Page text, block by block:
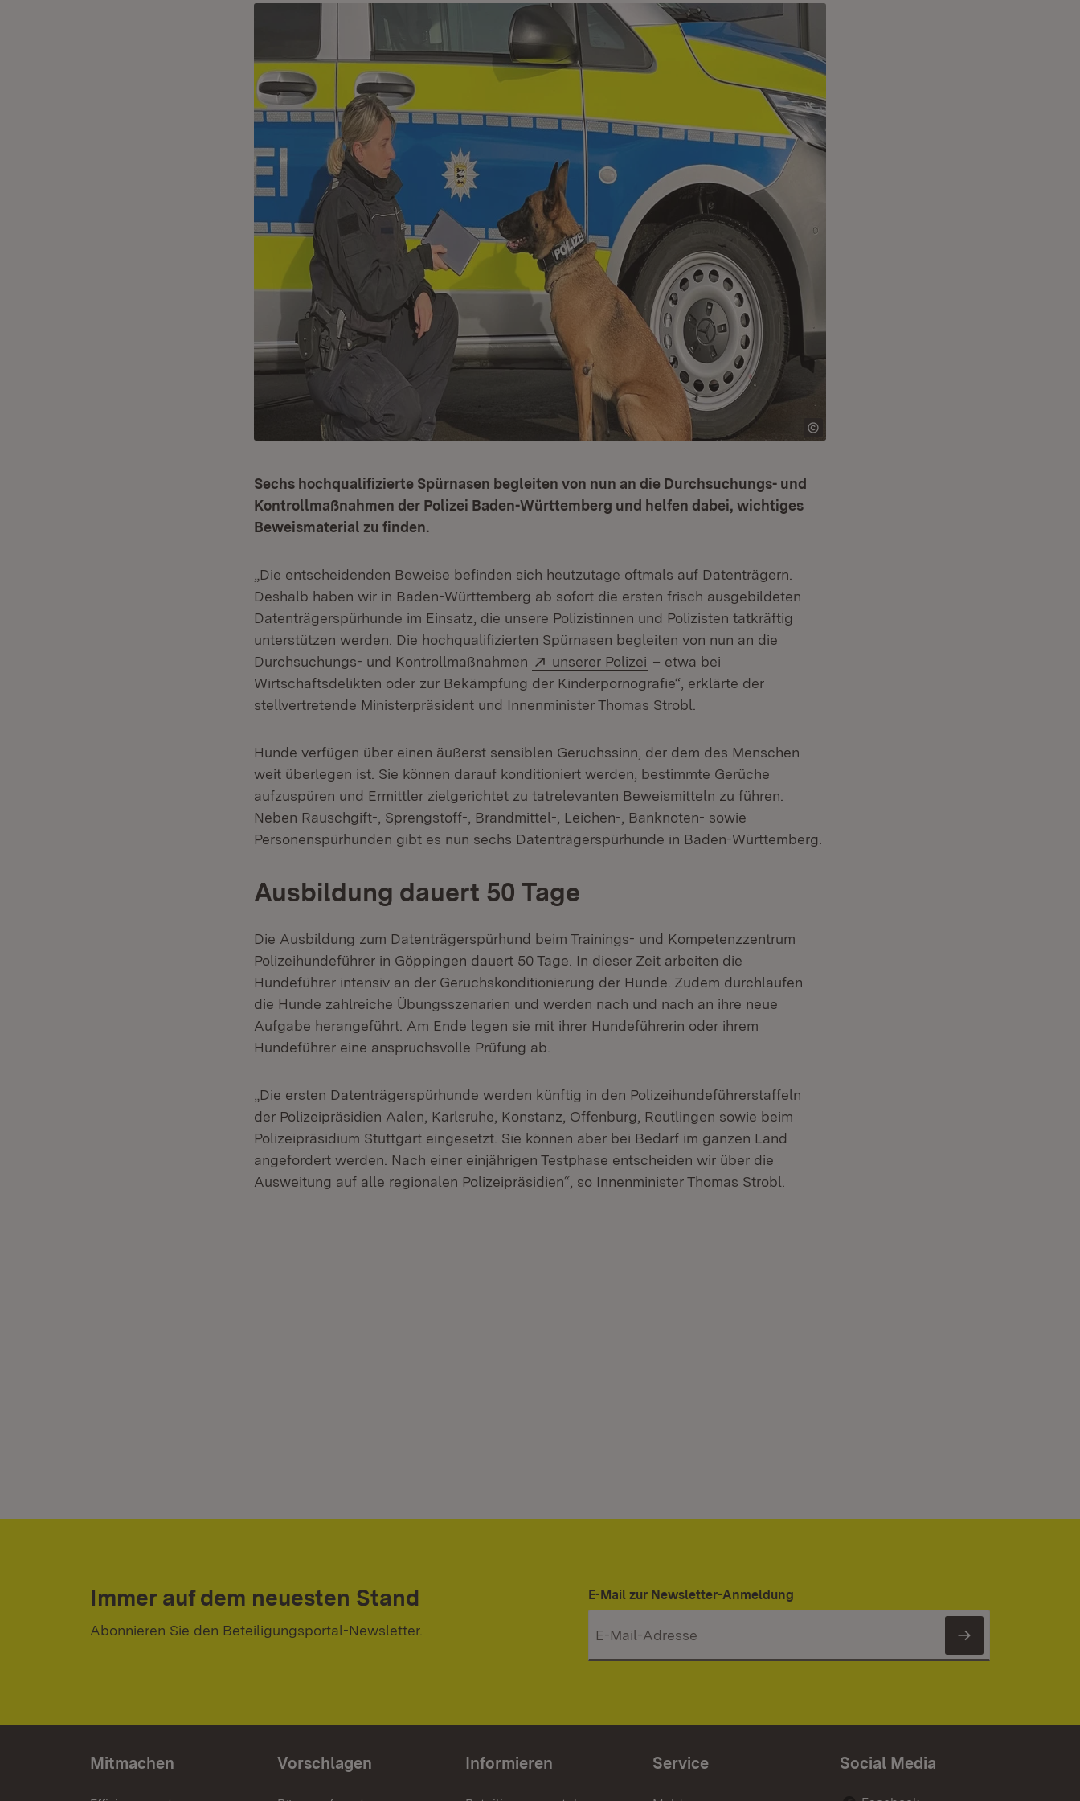
Sechs hochqualifizierte Spürnasen begleiten von nun an die Durchsuchungs- und
Kontrollmaßnahmen der Polizei Baden-Württemberg und helfen dabei, wichtiges
Beweismaterial zu finden.
„Die entscheidenden Beweise befinden sich heutzutage oftmals auf Datenträgern.
Deshalb haben wir in Baden-Württemberg ab sofort die ersten frisch ausgebildeten
Datenträgerspürhunde im Einsatz, die unsere Polizistinnen und Polizisten tatkräftig
unterstützen werden. Die hochqualifizierten Spürnasen begleiten von nun an die
Durchsuchungs- und Kontrollmaßnahmen
Extern:
unserer Polizei (Öffnet in neuem Fenster)
– etwa bei
Wirtschaftsdelikten oder zur Bekämpfung der Kinderpornografie“, erklärte der
stellvertretende Ministerpräsident und Innenminister Thomas Strobl.
Hunde verfügen über einen äußerst sensiblen Geruchssinn, der dem des Menschen
weit überlegen ist. Sie können darauf konditioniert werden, bestimmte Gerüche
aufzuspüren und Ermittler zielgerichtet zu tatrelevanten Beweismitteln zu führen.
Neben Rauschgift-, Sprengstoff-, Brandmittel-, Leichen-, Banknoten- sowie
Personenspürhunden gibt es nun sechs Datenträgerspürhunde in Baden-Württemberg.
Ausbildung dauert 50 Tage
Die Ausbildung zum Datenträgerspürhund beim Trainings- und Kompetenzzentrum
Polizeihundeführer in Göppingen dauert 50 Tage. In dieser Zeit arbeiten die
Hundeführer intensiv an der Geruchskonditionierung der Hunde. Zudem durchlaufen
die Hunde zahlreiche Übungsszenarien und werden nach und nach an ihre neue
Aufgabe herangeführt. Am Ende legen sie mit ihrer Hundeführerin oder ihrem
Hundeführer eine anspruchsvolle Prüfung ab.
„Die ersten Datenträgerspürhunde werden künftig in den Polizeihundeführerstaffeln
der Polizeipräsidien Aalen, Karlsruhe, Konstanz, Offenburg, Reutlingen sowie beim
Polizeipräsidium Stuttgart eingesetzt. Sie können aber bei Bedarf im ganzen Land
angefordert werden. Nach einer einjährigen Testphase entscheiden wir über die
Ausweitung auf alle regionalen Polizeipräsidien“, so Innenminister Thomas Strobl.
Immer auf dem neuesten Stand
Abonnieren Sie den Beteiligungsportal-Newsletter.
E-Mail zur Newsletter-Anmeldung
Newsletter
Mitmachen Vorschlagen Informieren Service Social Media